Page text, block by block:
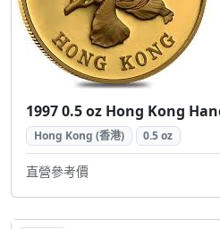
Hong Kong (香港) 0.5 oz
直營參考價